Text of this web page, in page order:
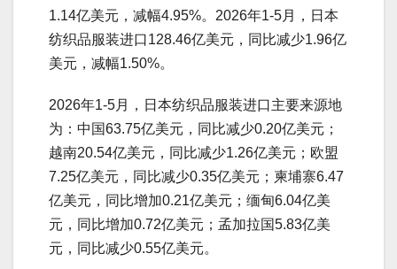
1.14亿美元，减幅4.95%。2026年1-5月，日本
纺织品服装进口128.46亿美元，同比减少1.96亿
美元，减幅1.50%。
2026年1-5月，日本纺织品服装进口主要来源地
为：中国63.75亿美元，同比减少0.20亿美元；
越南20.54亿美元，同比减少1.26亿美元；欧盟
7.25亿美元，同比减少0.35亿美元；柬埔寨6.47
亿美元，同比增加0.21亿美元；缅甸6.04亿美
元，同比增加0.72亿美元；孟加拉国5.83亿美
元，同比减少0.55亿美元。